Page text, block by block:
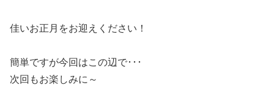
佳いお正月をお迎えください！
簡単ですが今回はこの辺で･･･
次回もお楽しみに～